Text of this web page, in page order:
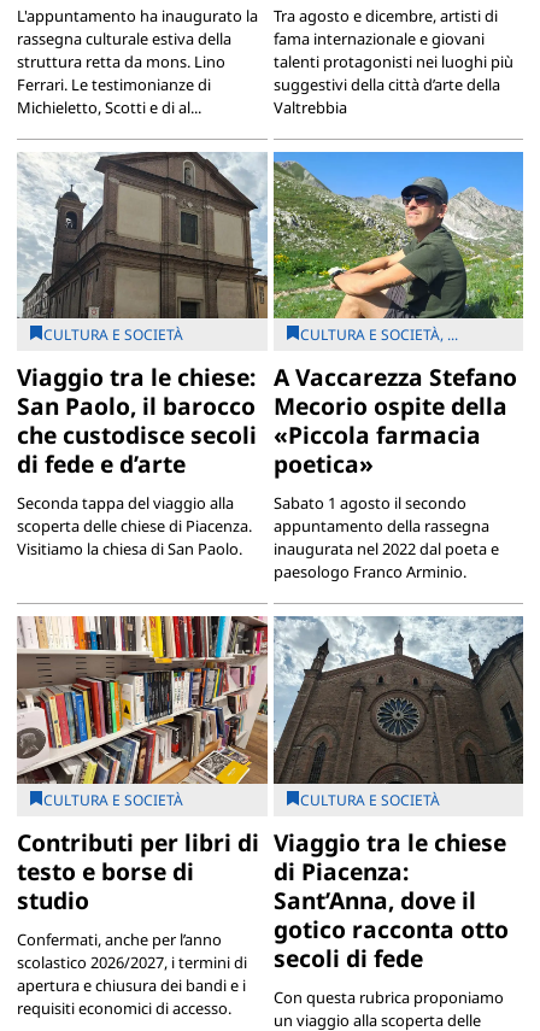
L'appuntamento ha inaugurato la
rassegna culturale estiva della
struttura retta da mons. Lino
Ferrari. Le testimonianze di
Michieletto, Scotti e di al...
Tra agosto e dicembre, artisti di
fama internazionale e giovani
talenti protagonisti nei luoghi più
suggestivi della città d’arte della
Valtrebbia
CULTURA E SOCIETÀ
Viaggio tra le chiese:
San Paolo, il barocco
che custodisce secoli
di fede e d’arte
Seconda tappa del viaggio alla
scoperta delle chiese di Piacenza.
Visitiamo la chiesa di San Paolo.
CULTURA E SOCIETÀ, ...
A Vaccarezza Stefano
Mecorio ospite della
«Piccola farmacia
poetica»
Sabato 1 agosto il secondo
appuntamento della rassegna
inaugurata nel 2022 dal poeta e
paesologo Franco Arminio.
CULTURA E SOCIETÀ
Contributi per libri di
testo e borse di
studio
Confermati, anche per l’anno
scolastico 2026/2027, i termini di
apertura e chiusura dei bandi e i
requisiti economici di accesso.
CULTURA E SOCIETÀ
Viaggio tra le chiese
di Piacenza:
Sant’Anna, dove il
gotico racconta otto
secoli di fede
Con questa rubrica proponiamo
un viaggio alla scoperta delle